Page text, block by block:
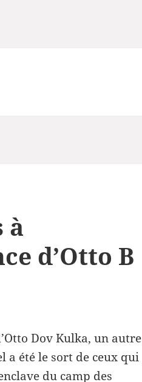
à
d’Otto B
Dov Kulka, un autre
a été le sort de ceux qui
du camp des